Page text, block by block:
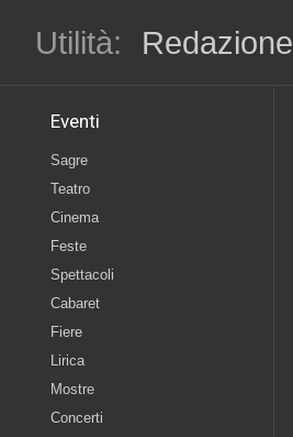
Utilità:
Redazione
Eventi
Sagre
Teatro
Cinema
Feste
Spettacoli
Cabaret
Fiere
Lirica
Mostre
Concerti